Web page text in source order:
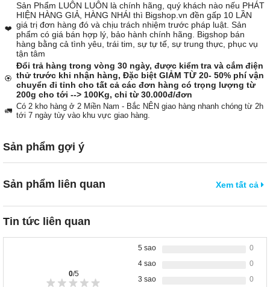
❤️
Sản Phẩm LUÔN LUÔN là chính hãng, quý khách nào nếu PHÁT
HIỆN HÀNG GIẢ, HÀNG NHÁI thì Bigshop.vn đền gấp 10 LẦN
giá trị đơn hàng đó và chịu trách nhiệm trước pháp luật. Sản
phẩm có giá bán hợp lý, bảo hành chính hãng. Bigshop bán
hàng bằng cả tình yêu, trái tim, sự tự tế, sự trung thực, phục vụ
tận tâm
🏵️
Đổi trả hàng trong vòng 30 ngày, được kiểm tra và cắm điện
thử trước khi nhận hàng, Đặc biệt GIẢM TỪ 20- 50% phí vận
chuyển đi tỉnh cho tất cả các đơn hàng có trọng lượng từ
200g cho tới --> 100Kg, chỉ từ 30.000đ/đơn
🚛 Có 2 kho hàng ở 2 Miền Nam - Bắc NÊN giao hàng nhanh chóng từ 2h
tới 7 ngày tùy vào khu vực giao hàng.
Sản phẩm gợi ý
Sản phẩm liên quan Xem tất cả
Tin tức liên quan
0/5
5 sao
0
4 sao
0
3 sao
0